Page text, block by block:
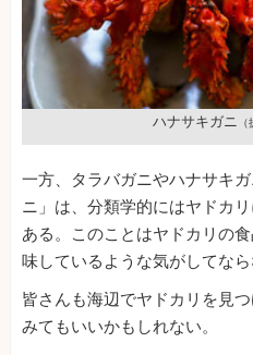
ハナサキガニ
一方、タラバガニやハナサキ
ニ」は、分類学的にはヤドカ
ある。このことはヤドカリの
味しているような気がしてなら
皆さんも海辺でヤドカリを見
みてもいいかもしれない。